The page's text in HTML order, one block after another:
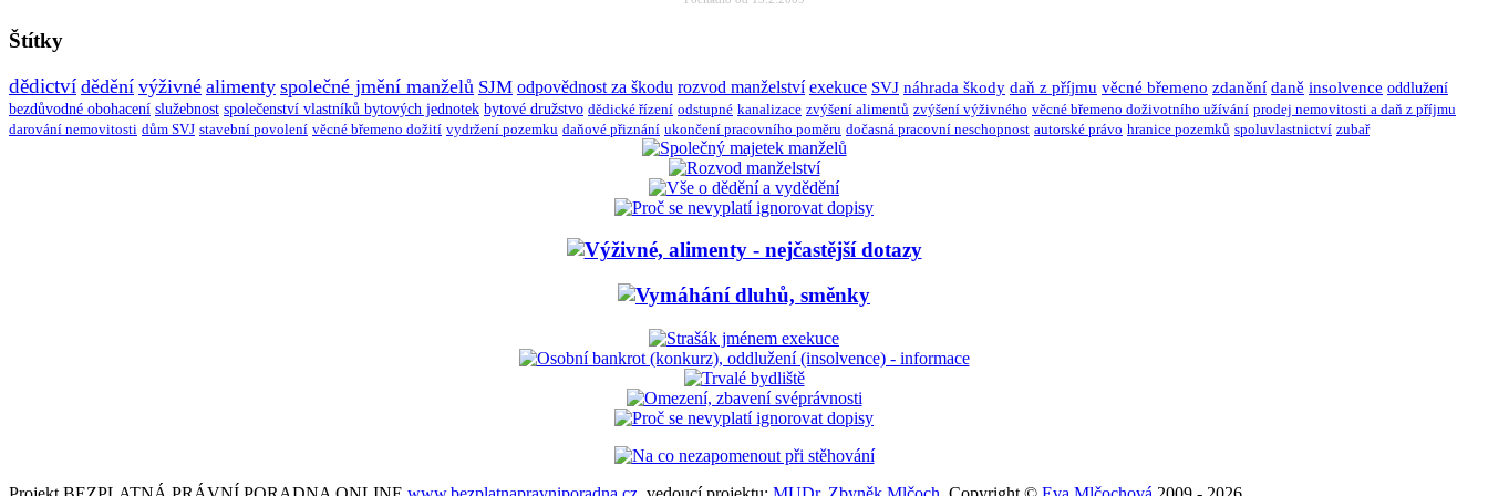
Štítky
dědictví dědění výživné alimenty společné jmění manželů SJM odpovědnost za škodu rozvod manželství exekuce SVJ náhrada škody daň z příjmu věcné břemeno zdanění daně insolvence oddlužení
bezdůvodné obohacení služebnost společenství vlastníků bytových jednotek bytové družstvo dědické řízení odstupné kanalizace zvýšení alimentů zvýšení výživného věcné břemeno doživotního užívání prodej nemovitosti a daň z příjmu
darování nemovitosti dům SVJ stavební povolení věcné břemeno dožití vydržení pozemku daňové přiznání ukončení pracovního poměru dočasná pracovní neschopnost autorské právo hranice pozemků spoluvlastnictví zubař